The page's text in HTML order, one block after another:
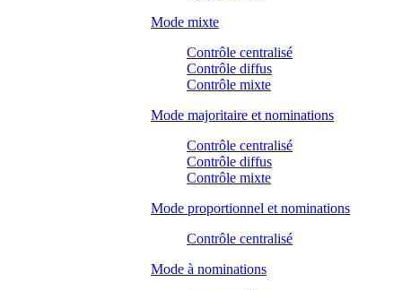
Mode mixte
Contrôle centralisé
Contrôle diffus
Contrôle mixte
Mode majoritaire et nominations
Contrôle centralisé
Contrôle diffus
Contrôle mixte
Mode proportionnel et nominations
Contrôle centralisé
Mode à nominations